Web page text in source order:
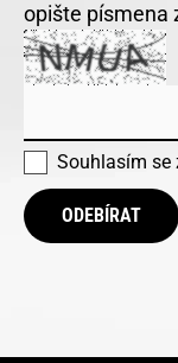
opište písmena
Souhlasím se
ODEBÍRAT